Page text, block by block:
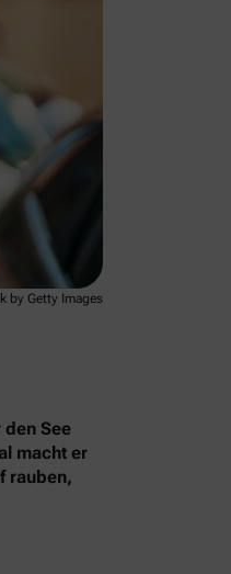
by Getty Images
See
macht er
rauben,